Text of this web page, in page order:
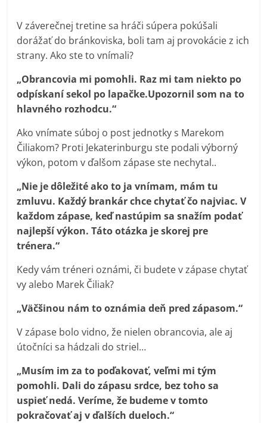
V záverečnej tretine sa hráči súpera pokúšali
dorážať do bránkoviska, boli tam aj provokácie z ich
strany. Ako ste to vnímali?
„Obrancovia mi pomohli. Raz mi tam niekto po
odpískaní sekol po lapačke.Upozornil som na to
hlavného rozhodcu.“
Ako vnímate súboj o post jednotky s Marekom
Čiliakom? Proti Jekaterinburgu ste podali výborný
výkon, potom v ďalšom zápase ste nechytal..
„Nie je dôležité ako to ja vnímam, mám tu
zmluvu. Každý brankár chce chytať čo najviac. V
každom zápase, keď nastúpim sa snažím podať
najlepší výkon. Táto otázka je skorej pre
trénera.“
Kedy vám tréneri oznámi, či budete v zápase chytať
vy alebo Marek Čiliak?
„Väčšinou nám to oznámia deň pred zápasom.“
V zápase bolo vidno, že nielen obrancovia, ale aj
útočníci sa hádzali do striel…
„Musím im za to poďakovať, veľmi mi tým
pomohli. Dali do zápasu srdce, bez toho sa
uspieť nedá. Veríme, že budeme v tomto
pokračovať aj v ďalších dueloch.“